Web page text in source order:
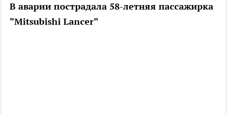
В аварии пострадала 58-летняя пассажирка
"Mitsubishi Lancer"